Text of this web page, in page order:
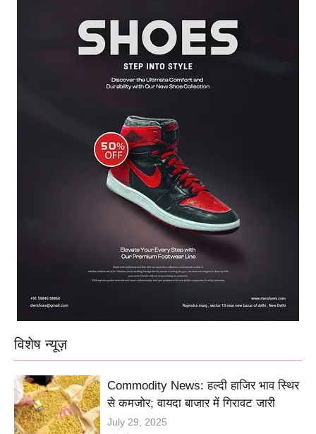
विशेष न्यूज़
Commodity News: हल्दी हाजिर भाव स्थिर
से कमजोर; वायदा बाजार में गिरावट जारी
July 29, 2025